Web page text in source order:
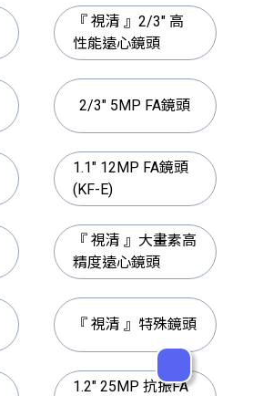
『 視清 』2/3" 高
性能遠心鏡頭
2/3" 5MP FA鏡頭
1.1" 12MP FA鏡頭
(KF-E)
『 視清 』大畫素高
精度遠心鏡頭
『 視清 』特殊鏡頭
1.2" 25MP 抗振FA